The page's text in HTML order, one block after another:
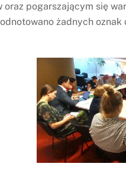
oraz pogarszającym się
żadnych